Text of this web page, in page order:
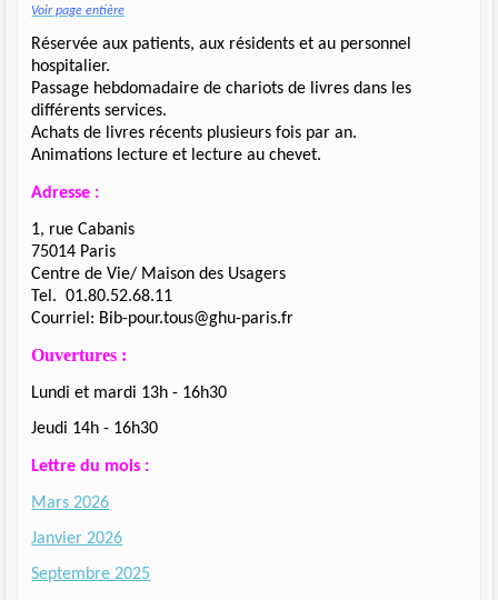
Voir page entière
Réservée aux patients, aux résidents et au personnel
hospitalier.
Passage hebdomadaire de chariots de livres dans les
différents services.
Achats de livres récents plusieurs fois par an.
Animations lecture et lecture au chevet.
Adresse :
1, rue Cabanis
75014 Paris
Centre de Vie/ Maison des Usagers
Tel. 01.80.52.68.11
Courriel: Bib-pour.tous@ghu-paris.fr
Ouvertures :
Lundi et mardi 13h - 16h30
Jeudi 14h - 16h30
Lettre du mois :
Mars 2026
Janvier 2026
Septembre 2025